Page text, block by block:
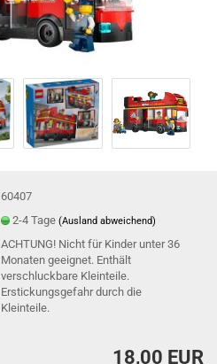
60407
2-4 Tage(Ausland abweichend)
ACHTUNG! Nicht für Kinder unter 36
Monaten geeignet. Enthält
verschluckbare Kleinteile.
Erstickungsgefahr durch die
Kleinteile.
18,00 EUR